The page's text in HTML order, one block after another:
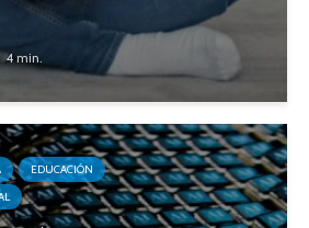
4 min.
EDUCACIÓN